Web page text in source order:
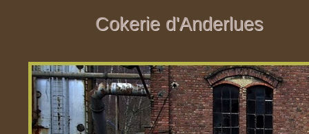
Cokerie d'Anderlues
Cokerie d'Anderlues